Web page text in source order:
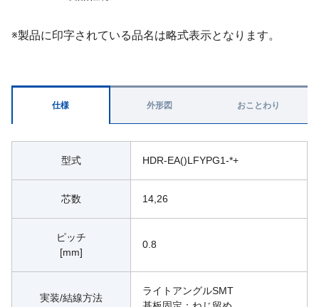
※製品に印字されている品名は略式表示となります。
仕様
型式 HDR-EA()LFYPG1-*+
芯数 14,26
ピッチ
[mm]
0.8
実装/結線方法
ライトアングルSMT
外形図 おことわり